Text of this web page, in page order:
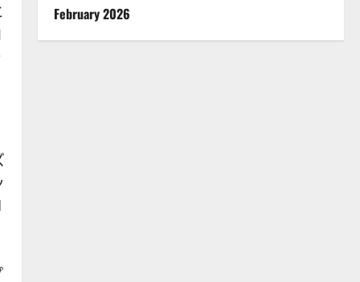
February 2026